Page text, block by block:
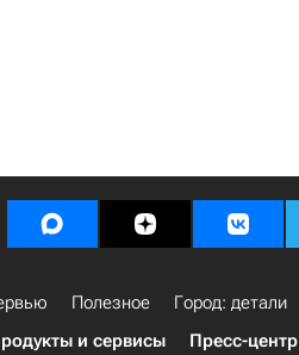
Полезное Город: детали
и сервисы Пресс-центр